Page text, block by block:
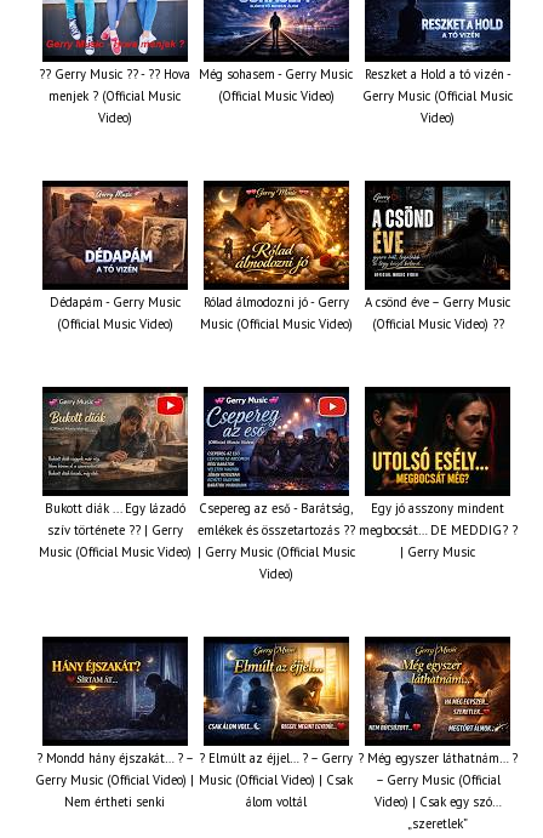
?? Gerry Music ?? - ?? Hova
menjek ? (Official Music
Video)
Még sohasem - Gerry Music
(Official Music Video)
Reszket a Hold a tó vizén -
Gerry Music (Official Music
Video)
Dédapám - Gerry Music
(Official Music Video)
Rólad álmodozni jó - Gerry
Music (Official Music Video)
A csönd éve – Gerry Music
(Official Music Video) ??
Bukott diák ... Egy lázadó
szív története ?? | Gerry
Music (Official Music Video)
Csepereg az eső - Barátság,
emlékek és összetartozás ?️?
| Gerry Music (Official Music
Video)
Egy jó asszony mindent
megbocsát… DE MEDDIG? ?
| Gerry Music
? Mondd hány éjszakát… ? –
Gerry Music (Official Video) |
Nem értheti senki
? Elmúlt az éjjel… ? – Gerry
Music (Official Video) | Csak
álom voltál
? Még egyszer láthatnám… ?
– Gerry Music (Official
Video) | Csak egy szó…
„szeretlek”